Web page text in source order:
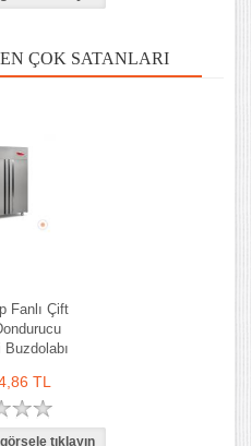
ÇOK SATANLARI
Fanlı Çift
TL